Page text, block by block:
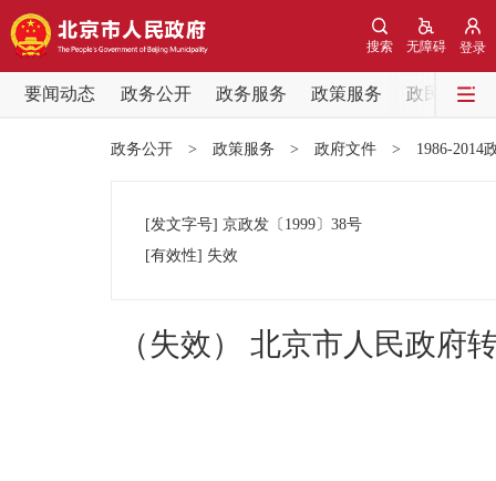
登录
无障碍
搜索
要闻动态 政务公开 政务服务 政策服务
政民互动
党中央精神
政务公开
政务公开 > 政策服务 > 政府文件 > 1986-2014
[发文字号] 京政发 〔1999〕 38号
[有效性] 失效
（失效） 北京市人民政府